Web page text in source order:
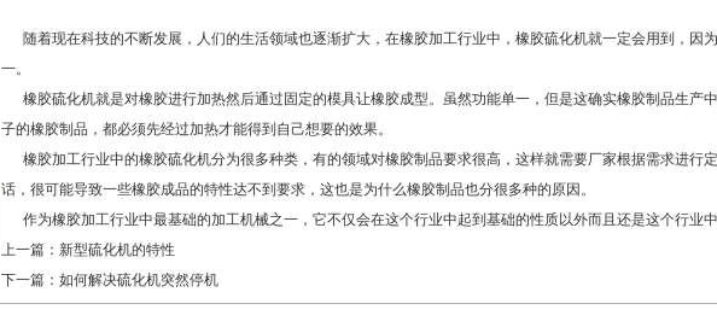
随着现在科技的不断发展，人们的生活领域也逐渐扩大，在橡胶加工行业中，橡胶硫化机就一定会用到，因
一。
橡胶硫化机就是对橡胶进行加热然后通过固定的模具让橡胶成型。虽然功能单一，但是这确实橡胶制品生产
子的橡胶制品，都必须先经过加热才能得到自己想要的效果。
橡胶加工行业中的橡胶硫化机分为很多种类，有的领域对橡胶制品要求很高，这样就需要厂家根据需求进行
话，很可能导致一些橡胶成品的特性达不到要求，这也是为什么橡胶制品也分很多种的原因。
作为橡胶加工行业中最基础的加工机械之一，它不仅会在这个行业中起到基础的性质以外而且还是这个行业中
上一篇： 新型硫化机的特性
下一篇： 如何解决硫化机突然停机